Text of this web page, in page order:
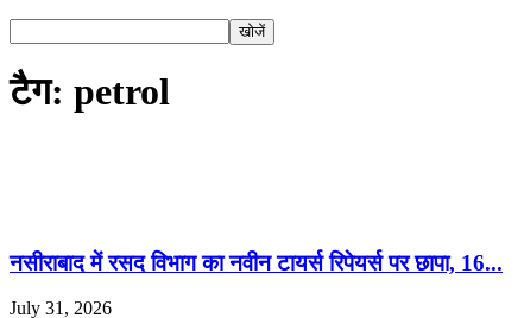
टैग: petrol
नसीराबाद में रसद विभाग का नवीन टायर्स रिपेयर्स पर छापा, 16...
July 31, 2026